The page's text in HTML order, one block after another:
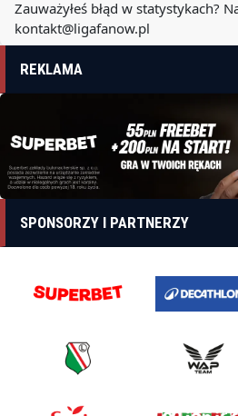
Zauważyłeś błąd w statystykach?
kontakt@ligafanow.pl
REKLAMA
SPONSORZY I PARTNERZY